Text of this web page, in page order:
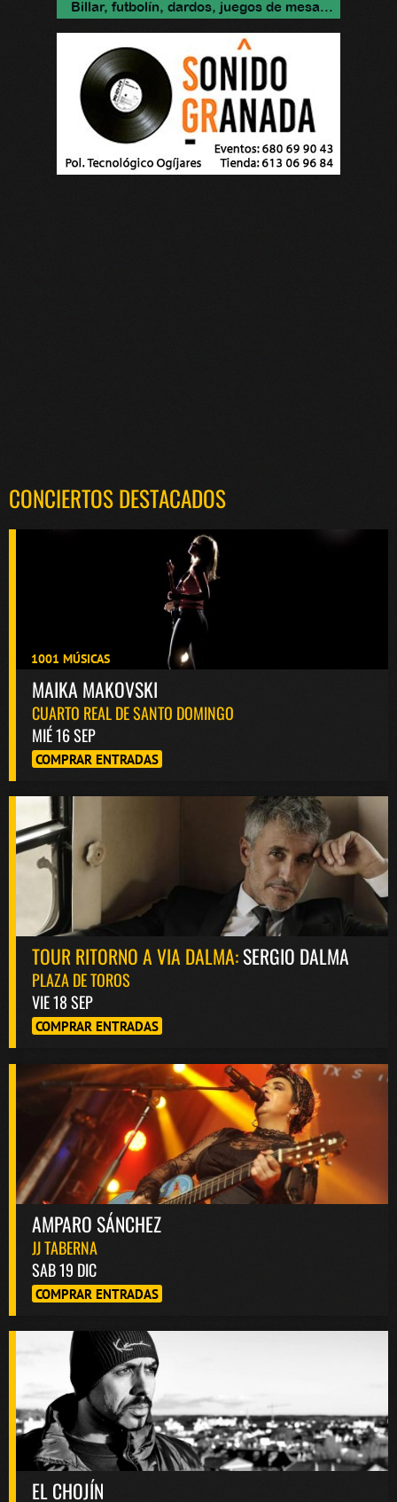
CONCIERTOS DESTACADOS
1001 MÚSICAS
MAIKA MAKOVSKI
CUARTO REAL DE SANTO DOMINGO
MIÉ 16 SEP
COMPRAR ENTRADAS
TOUR RITORNO A VIA DALMA:SERGIO DALMA
PLAZA DE TOROS
VIE 18 SEP
COMPRAR ENTRADAS
AMPARO SÁNCHEZ
JJ TABERNA
SAB 19 DIC
COMPRAR ENTRADAS
EL CHOJÍN